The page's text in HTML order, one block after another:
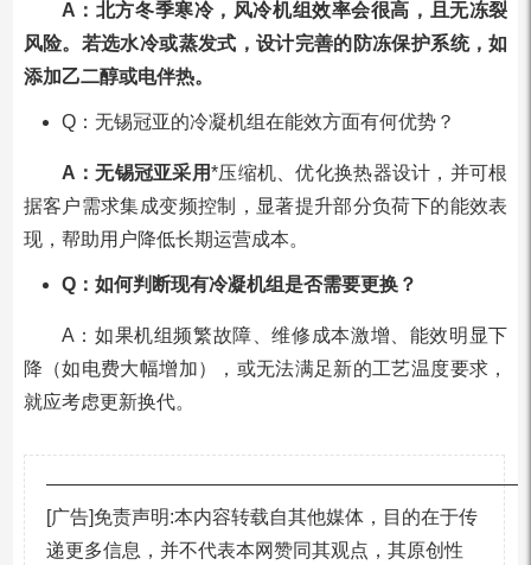
A：北方冬季寒冷，风冷机组效率会很高，且无冻裂
风险。若选水冷或蒸发式，设计完善的防冻保护系统，如
添加乙二醇或电伴热。
Q：无锡冠亚的冷凝机组在能效方面有何优势？
A：无锡冠亚采用*压缩机、优化换热器设计，并可根
据客户需求集成变频控制，显著提升部分负荷下的能效表
现，帮助用户降低长期运营成本。
Q：如何判断现有冷凝机组是否需要更换？
A：如果机组频繁故障、维修成本激增、能效明显下
降（如电费大幅增加），或无法满足新的工艺温度要求，
就应考虑更新换代。
[广告]免责声明:本内容转载自其他媒体，目的在于传
递更多信息，并不代表本网赞同其观点，其原创性